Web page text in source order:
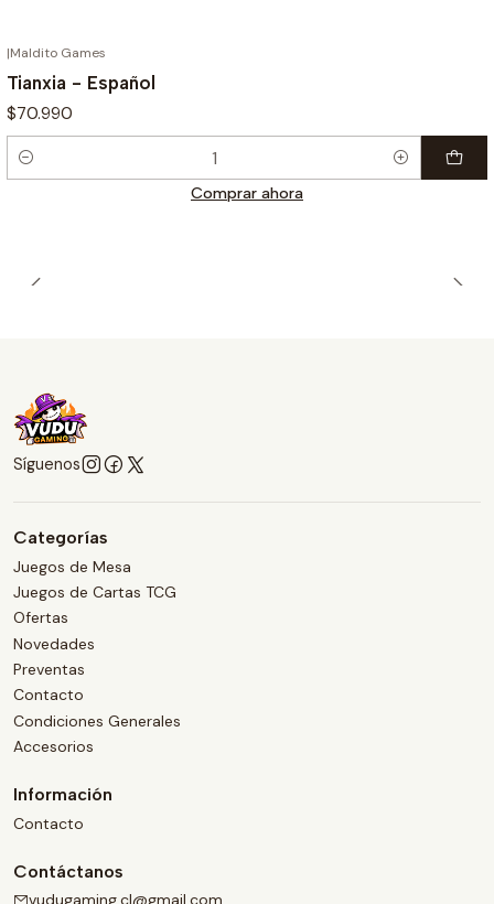
|Maldito Games
Tianxia - Español
$70.990
Cantidad
Comprar ahora
Síguenos
Categorías
Juegos de Mesa
Juegos de Cartas TCG
Ofertas
Novedades
Preventas
Contacto
Condiciones Generales
Accesorios
Información
Contacto
Contáctanos
vudugaming.cl@gmail.com